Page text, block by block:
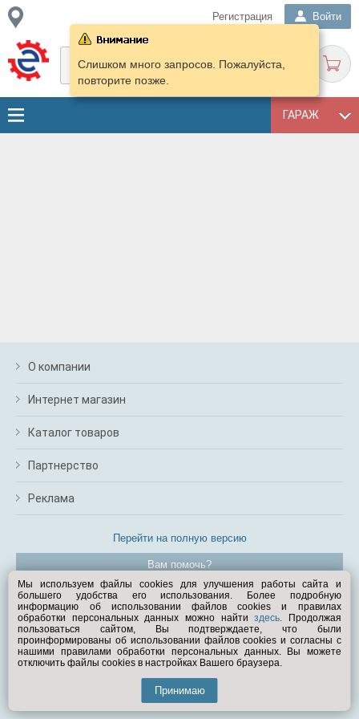
Регистрация Войти
ГАРАЖ
Слишком много запросов. Пожалуйста,
повторите позже.
О компании
Интернет магазин
Каталог товаров
Партнерство
Реклама
Перейти на полную версию
Вам помочь?
© Exist.ru 1998—2026
Мы используем файлы cookies для улучшения работы сайта и
большего удобства его использования. Более подробную
информацию об использовании файлов cookies и правилах
обработки персональных данных можно найтиздесь. Продолжая
пользоваться сайтом, Вы подтверждаете, что были
проинформированы об использовании файлов cookies и согласны с
нашими правилами обработки персональных данных. Вы можете
отключить файлы cookies в настройках Вашего браузера.
Принимаю